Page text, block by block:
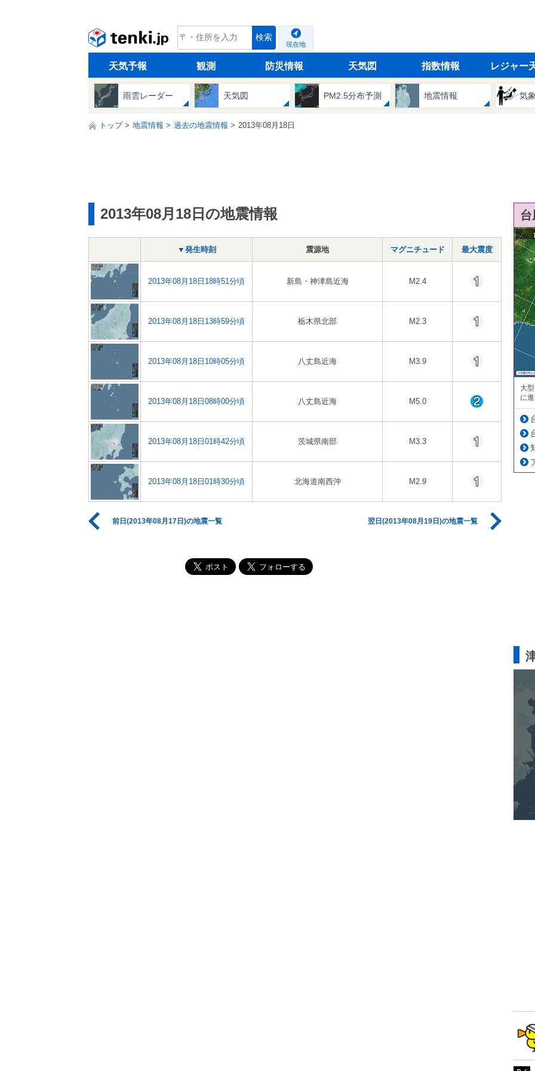
tenki.jp 検索
現在地
天気予報 観測 防災情報 天気図 指数情報 レジャー
雨雲レーダー 天気図 PM2.5分布予測 地震情報 気
トップ 地震情報 過去の地震情報 2013年08月18日
2013年08月18日の地震情報
▼発生時刻 震源地 マグニチュード 最大震度
2013年08月18日18時51分頃 新島・神津島近海 M2.4
2013年08月18日13時59分頃 栃木県北部 M2.3
2013年08月18日10時05分頃 八丈島近海 M3.9
2013年08月18日08時00分頃 八丈島近海 M5.0
2013年08月18日01時42分頃 茨城県南部 M3.3
2013年08月18日01時30分頃 北海道南西沖 M2.9
前日(2013年08月17日)の地震一覧 翌日(2013年08月19日)の地震一覧
大
に